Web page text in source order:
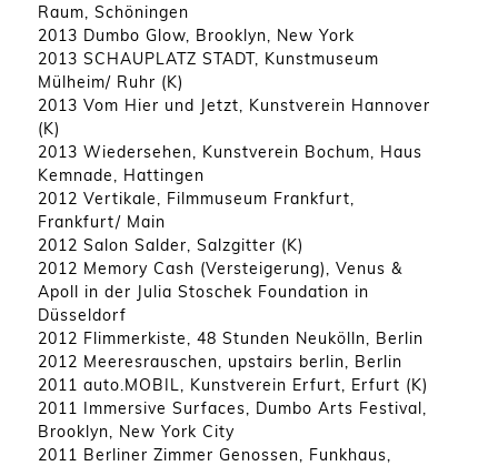
Raum, Schöningen
2013 Dumbo Glow, Brooklyn, New York
2013 SCHAUPLATZ STADT, Kunstmuseum
Mülheim/ Ruhr (K)
2013 Vom Hier und Jetzt, Kunstverein Hannover
(K)
2013 Wiedersehen, Kunstverein Bochum, Haus
Kemnade, Hattingen
2012 Vertikale, Filmmuseum Frankfurt,
Frankfurt/ Main
2012 Salon Salder, Salzgitter (K)
2012 Memory Cash (Versteigerung), Venus &
Apoll in der Julia Stoschek Foundation in
Düsseldorf
2012 Flimmerkiste, 48 Stunden Neukölln, Berlin
2012 Meeresrauschen, upstairs berlin, Berlin
2011 auto.MOBIL, Kunstverein Erfurt, Erfurt (K)
2011 Immersive Surfaces, Dumbo Arts Festival,
Brooklyn, New York City
2011 Berliner Zimmer Genossen, Funkhaus,